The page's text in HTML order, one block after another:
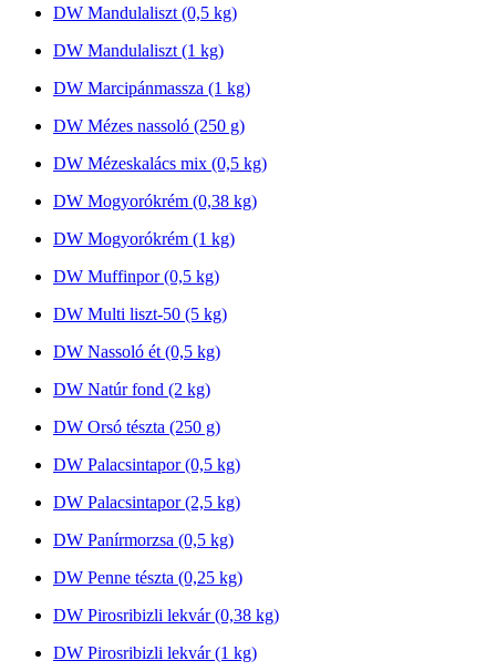
DW Mandulaliszt (0,5 kg)
DW Mandulaliszt (1 kg)
DW Marcipánmassza (1 kg)
DW Mézes nassoló (250 g)
DW Mézeskalács mix (0,5 kg)
DW Mogyorókrém (0,38 kg)
DW Mogyorókrém (1 kg)
DW Muffinpor (0,5 kg)
DW Multi liszt-50 (5 kg)
DW Nassoló ét (0,5 kg)
DW Natúr fond (2 kg)
DW Orsó tészta (250 g)
DW Palacsintapor (0,5 kg)
DW Palacsintapor (2,5 kg)
DW Panírmorzsa (0,5 kg)
DW Penne tészta (0,25 kg)
DW Pirosribizli lekvár (0,38 kg)
DW Pirosribizli lekvár (1 kg)